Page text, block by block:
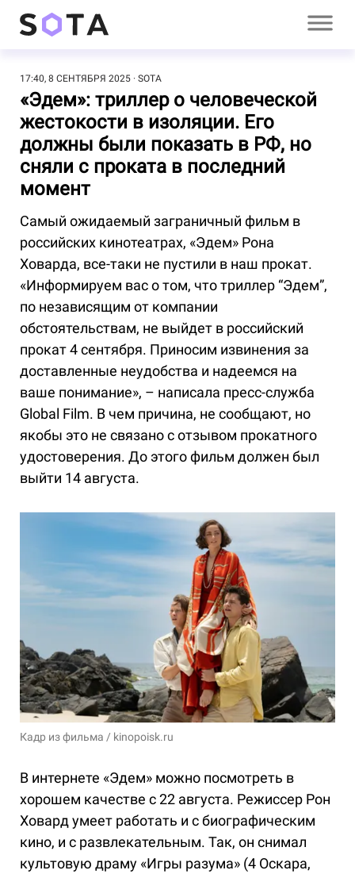
17:40, 8 СЕНТЯБРЯ 2025 SOTA
«Эдем»: триллер о человеческой
жестокости в изоляции. Его
должны были показать в РФ, но
сняли с проката в последний
момент
Самый ожидаемый заграничный фильм в
российских кинотеатрах, «Эдем» Рона
Ховарда, все-таки не пустили в наш прокат.
«Информируем вас о том, что триллер “Эдем”,
по независящим от компании
обстоятельствам, не выйдет в российский
прокат 4 сентября. Приносим извинения за
доставленные неудобства и надеемся на
ваше понимание», – написала пресс-служба
Global Film. В чем причина, не сообщают, но
якобы это не связано с отзывом прокатного
удостоверения. До этого фильм должен был
выйти 14 августа.
Кадр из фильма / kinopoisk.ru
В интернете «Эдем» можно посмотреть в
хорошем качестве с 22 августа. Режиссер Рон
Ховард умеет работать и с биографическим
кино, и с развлекательным. Так, он снимал
культовую драму «Игры разума» (4 Оскара,